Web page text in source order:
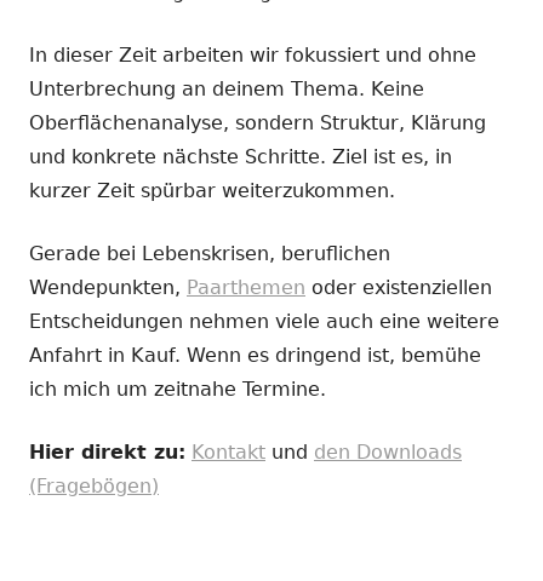
In dieser Zeit arbeiten wir fokussiert und ohne
Unterbrechung an deinem Thema. Keine
Oberflächenanalyse, sondern Struktur, Klärung
und konkrete nächste Schritte. Ziel ist es, in
kurzer Zeit spürbar weiterzukommen.
Gerade bei Lebenskrisen, beruflichen
Wendepunkten, Paarthemen oder existenziellen
Entscheidungen nehmen viele auch eine weitere
Anfahrt in Kauf. Wenn es dringend ist, bemühe
ich mich um zeitnahe Termine.
Hier direkt zu: Kontakt und den Downloads
(Fragebögen)